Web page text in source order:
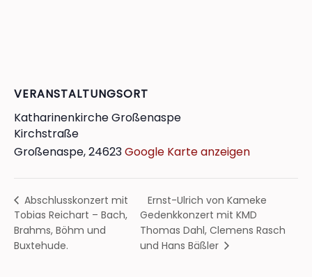
VERANSTALTUNGSORT
Katharinenkirche Großenaspe
Kirchstraße
Großenaspe,24623Google Karte anzeigen
Abschlusskonzert mit
Tobias Reichart – Bach,
Brahms, Böhm und
Buxtehude.
Ernst-Ulrich von Kameke
Gedenkkonzert mit KMD
Thomas Dahl, Clemens Rasch
und Hans Bäßler